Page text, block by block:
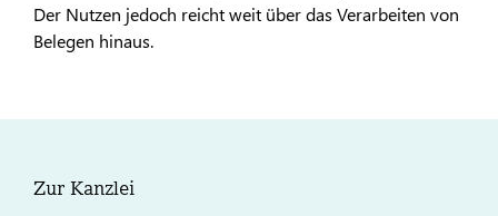
Der Nutzen jedoch reicht weit über das Verarbeiten von
Belegen hinaus.
Zur Kanzlei